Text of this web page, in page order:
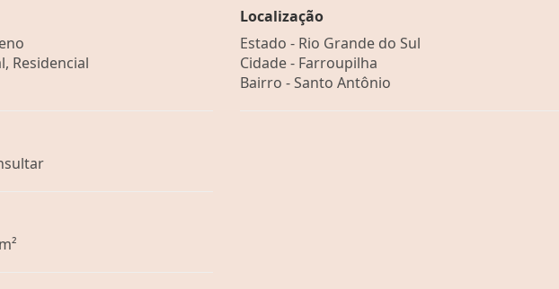
Residencial
Localização
Estado - Rio Grande do Sul
Cidade - Farroupilha
Bairro -Santo Antônio